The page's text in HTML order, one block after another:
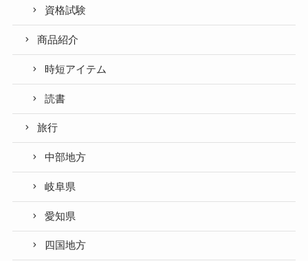
資格試験
商品紹介
時短アイテム
読書
旅行
中部地方
岐阜県
愛知県
四国地方